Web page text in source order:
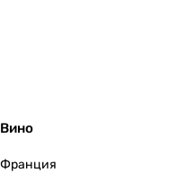
Вино
Франция